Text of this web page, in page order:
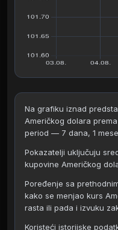
Na grafiku iznad
Američkog dolara
period — 7 dana, 1
Pokazatelji uključuju
kupovine Američkog
Poređenje sa
kako se menjao kurs
rasta ili pada i izvuku
Koristeći istorijske